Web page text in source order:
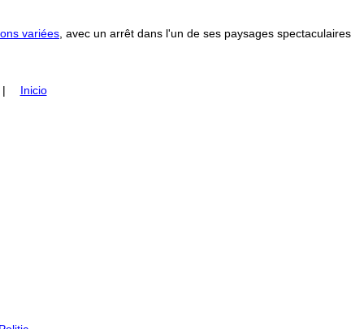
variées , avec un arrêt dans l'un de ses paysages spectaculaires
Inicio